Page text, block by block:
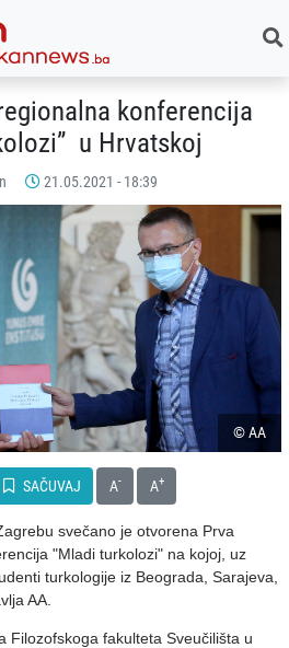
konferencija
u Hrvatskoj
21.05.2021 - 18:39
© AA
SAČUVAJ A- A+
svečano je otvorena Prva
"Mladi turkolozi" na kojoj, uz
turkologije iz Beograda, Sarajeva,
AA.
Filozofskoga fakulteta Sveučilišta u